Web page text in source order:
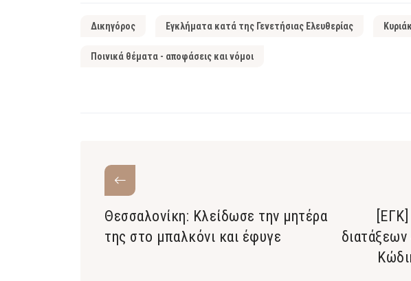
Δικηγόρος Εγκλήματα κατά της Γενετήσιας Ελευθερίας
Ποινικά θέματα - αποφάσεις και νόμοι
Θεσσαλονίκη: Κλείδωσε την μητέρα
της στο μπαλκόνι και έφυγε